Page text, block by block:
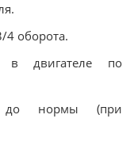
4 оборота.
в двигателе по
до нормы (при